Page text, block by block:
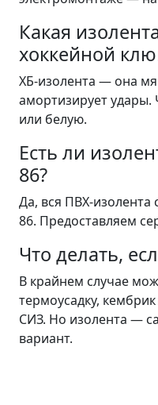
Какая
хоккейной
ХБ-изолента — она
амортизирует
или белую.
Есть ли
86?
Да, вся ПВХ-изолента
86. Предоставляем
Что делать,
В крайнем случае
термоусадку,
СИЗ. Но изолента —
вариант.